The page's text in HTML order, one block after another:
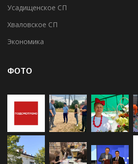
Спорт
Усадищенское СП
Хваловское СП